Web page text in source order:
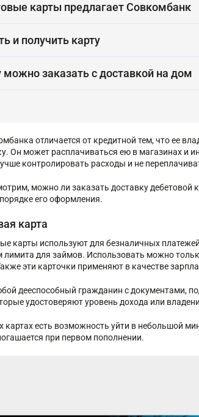
карты предлагает Совкомбанк
и получить карту
можно заказать с доставкой на дом
отличается от кредитной тем, что ее
Он может расплачиваться ею в магазинах и
контролировать расходы и не
можно ли заказать доставку
его оформления.
карта
карты используют для безналичных
лимита для займов. Использовать можно
эти карточки применяют в качестве
дееспособный гражданин с документами,
удостоверяют уровень дохода или
картах есть возможность уйти в небольшой
при первом пополнении.